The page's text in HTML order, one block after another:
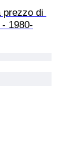
prezzo di
1980-